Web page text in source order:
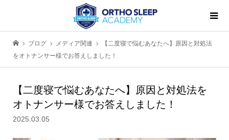
ブログ メディア関連
【二度寝で悩むあなたへ】原因と対処法
をオトナンサー様でお答えしました！
【二度寝で悩むあなたへ】原因と対処法を
オトナンサー様でお答えしました！
2025.03.05